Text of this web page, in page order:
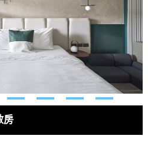
房